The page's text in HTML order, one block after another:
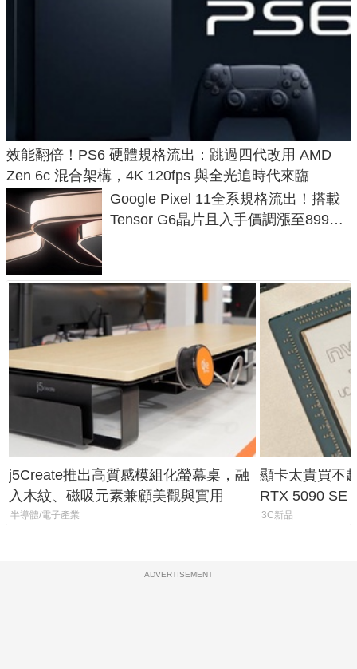
效能翻倍！PS6 硬體規格流出：跳過四代改用 AMD
Zen 6c 混合架構，4K 120fps 與全光追時代來臨
Google Pixel 11全系規格流出！搭載
Tensor G6晶片且入手價調漲至899美
j5Create推出高質感模組化螢幕桌，融
入木紋、磁吸元素兼顧美觀與實用
半導體/電子產業
顯卡太貴買不
RTX 5090 SE
體
3C新品
ADVERTISEMENT